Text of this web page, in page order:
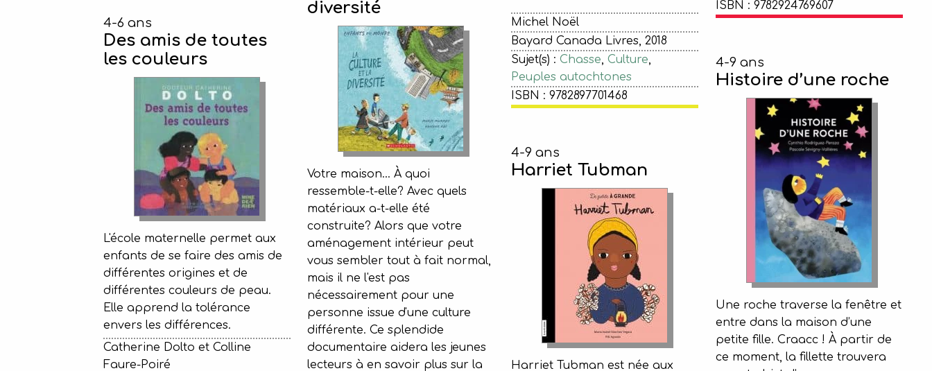
Michel Noël
Bayard Canada Livres, 2018
Sujet(s) : Chasse, Culture,
Peuples autochtones
ISBN : 9782897701468
ISBN : 9782924769607
4-6 ans
Des amis de toutes
les couleurs
L'école maternelle permet aux
enfants de se faire des amis de
différentes origines et de
différentes couleurs de peau.
Elle apprend la tolérance
envers les différences.
Catherine Dolto et Colline
Faure-Poiré
diversité
Votre maison... À quoi
ressemble-t-elle? Avec quels
matériaux a-t-elle été
construite? Alors que votre
aménagement intérieur peut
vous sembler tout à fait normal,
mais il ne l'est pas
nécessairement pour une
personne issue d'une culture
différente. Ce splendide
documentaire aidera les jeunes
lecteurs à en savoir plus sur la
4-9 ans
Harriet Tubman
Harriet Tubman est née aux
4-9 ans
Histoire d’une roche
Une roche traverse la fenêtre et
entre dans la maison d’une
petite fille. Craacc ! À partir de
ce moment, la fillette trouvera